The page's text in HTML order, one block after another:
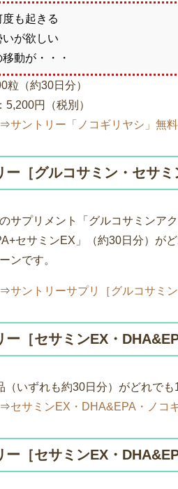
も起きる
が欲しい
動が・・・
粒（約30日分）
5,200円（税別）
⇒サントリー「ノコギリヤシ」無
ー［グルコサミン・セサ
サプリメント「グルコサミンア
セサミンEX」（約30日分）が
ンです。
⇒サントリーサプリ［グルコサミ
ー［セサミンEX・
（いずれも約30日分）がどれで
⇒セサミンEX・DHA&EPA・ノコ
ー［セサミンEX・